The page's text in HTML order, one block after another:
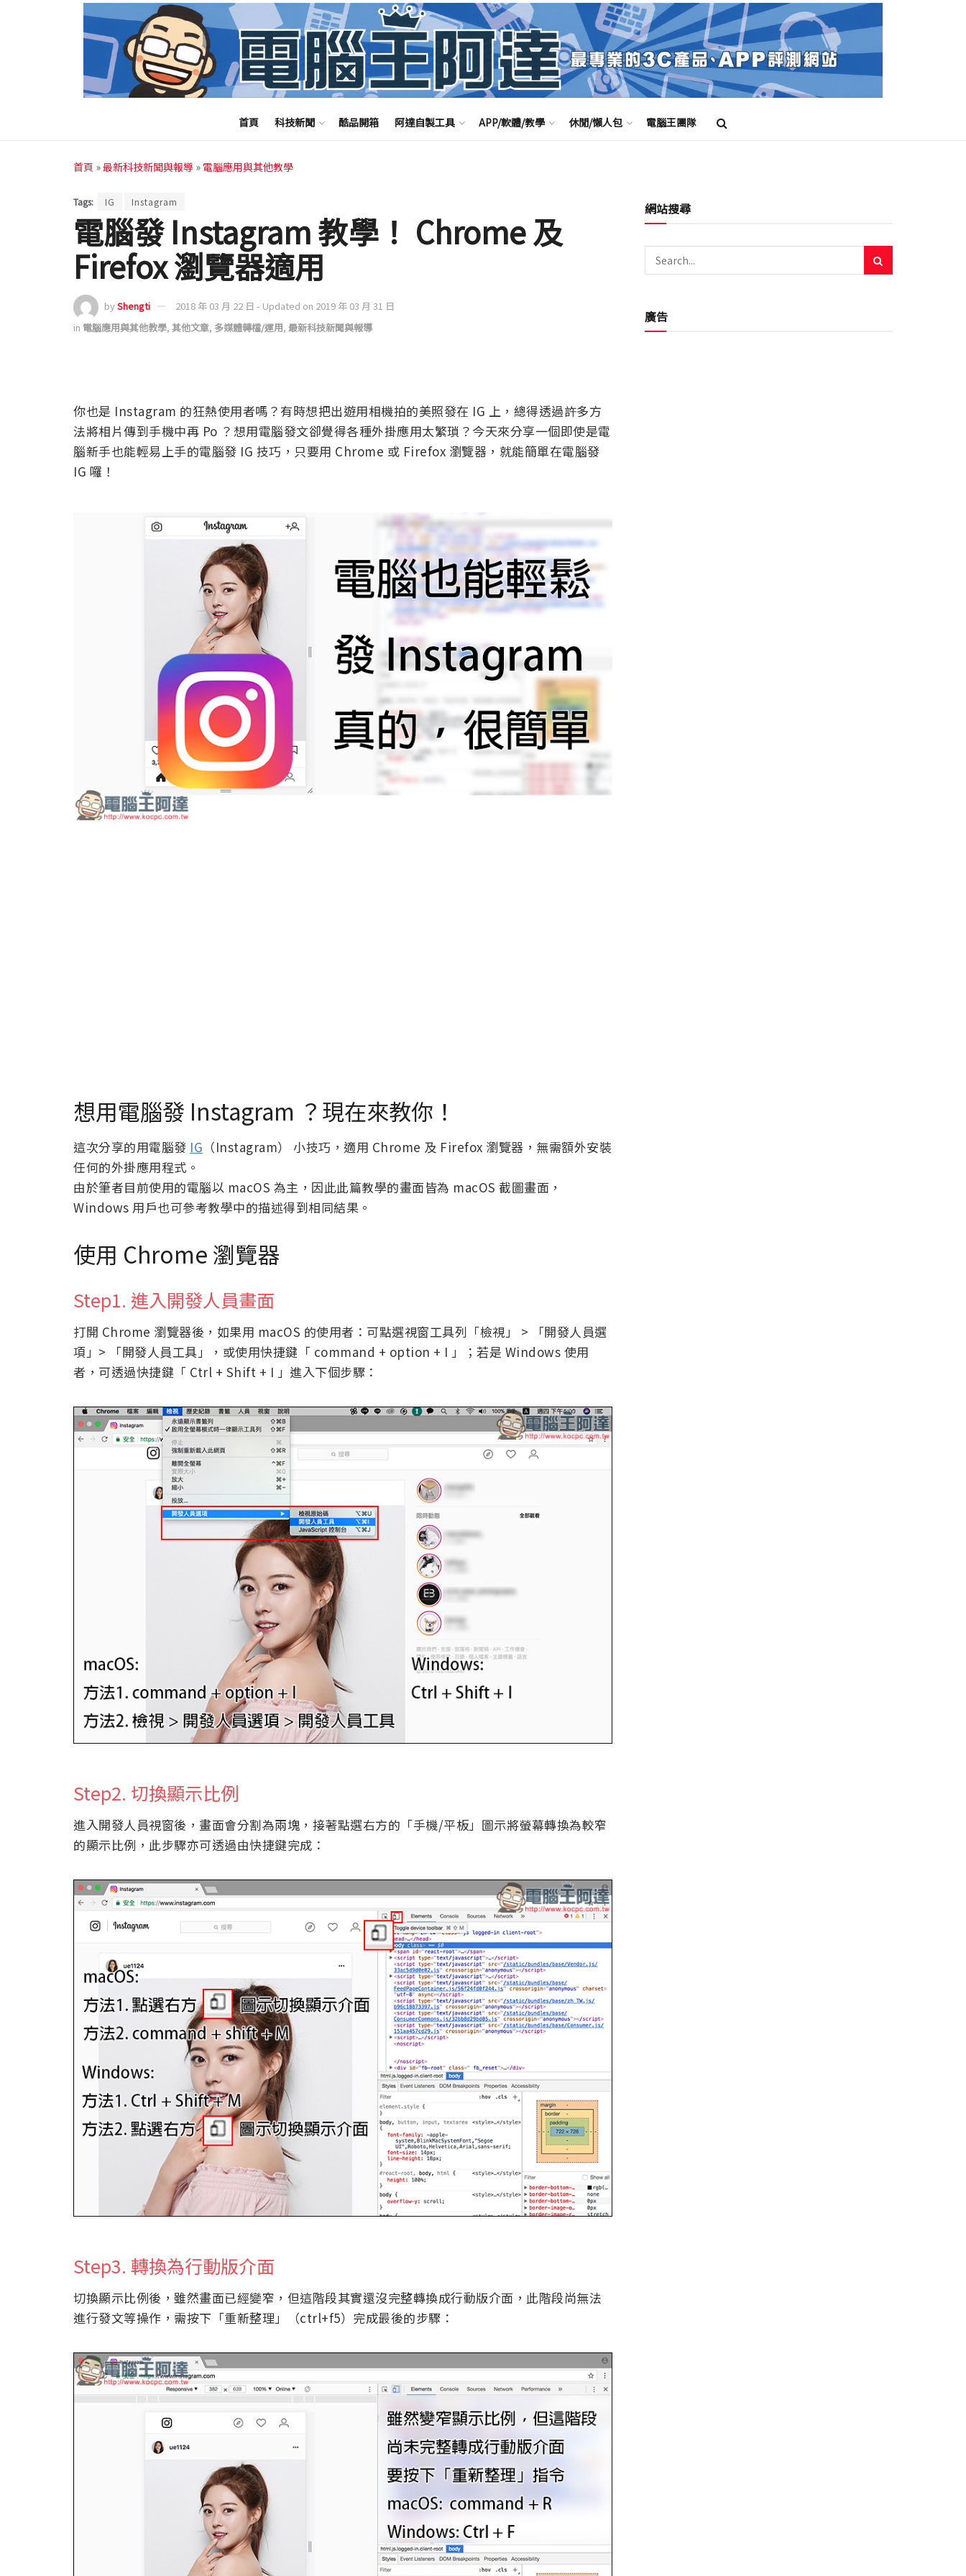
首頁 科技新聞 酷品開箱 阿達自製工具 APP/軟體/教學 休閒/懶人包 電腦王團隊
首頁 »最新科技新聞與報導 » 電腦應用與其他教學
Tags: IG Instagram
電腦發 Instagram 教學！ Chrome 及
Firefox 瀏覽器適用
byShengti
2018 年 03 月 22 日 - Updated on 2019 年 03 月 31 日
in 電腦應用與其他教學, 其他文章, 多媒體轉檔/運用, 最新科技新聞與報導
你也是 Instagram 的狂熱使用者嗎？有時想把出遊用相機拍的美照發在 IG 上，總得透過許多方
法將相片傳到手機中再 Po ？想用電腦發文卻覺得各種外掛應用太繁瑣？今天來分享一個即使是電
腦新手也能輕易上手的電腦發 IG 技巧，只要用 Chrome 或 Firefox 瀏覽器，就能簡單在電腦發
IG 囉！
想用電腦發 Instagram ？現在來教你！
這次分享的用電腦發 IG （Instagram） 小技巧，適用 Chrome 及 Firefox 瀏覽器，無需額外安裝
任何的外掛應用程式。
由於筆者目前使用的電腦以 macOS 為主，因此此篇教學的畫面皆為 macOS 截圖畫面，
Windows 用戶也可參考教學中的描述得到相同結果。
使用 Chrome 瀏覽器
Step1. 進入開發人員畫面
打開 Chrome 瀏覽器後，如果用 macOS 的使用者：可點選視窗工具列「檢視」 > 「開發人員選
項」> 「開發人員工具」，或使用快捷鍵「 command + option + I 」；若是 Windows 使用
者，可透過快捷鍵「 Ctrl + Shift + I 」進入下個步驟：
Step2. 切換顯示比例
進入開發人員視窗後，畫面會分割為兩塊，接著點選右方的「手機/平板」圖示將螢幕轉換為較窄
的顯示比例，此步驟亦可透過由快捷鍵完成：
Step3. 轉換為行動版介面
切換顯示比例後，雖然畫面已經變窄，但這階段其實還沒完整轉換成行動版介面，此階段尚無法
進行發文等操作，需按下「重新整理」（ctrl+f5）完成最後的步驟：
網站搜尋
廣告